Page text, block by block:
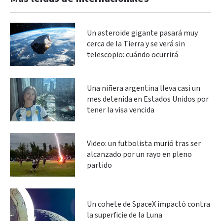
Un asteroide gigante pasará muy
cerca de la Tierra y se verá sin
telescopio: cuándo ocurrirá
Una niñera argentina lleva casi un
mes detenida en Estados Unidos por
tener la visa vencida
Video: un futbolista murió tras ser
alcanzado por un rayo en pleno
partido
Un cohete de SpaceX impactó contra
la superficie de la Luna